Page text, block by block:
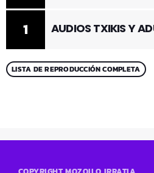
1 AUDIOS TXIKIS Y
LISTA DE REPRODUCCIÓN COMPLETA